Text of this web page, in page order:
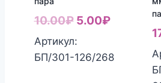
10.00₽
цена
составляла
5.00₽Текущая
5.00₽.
Артикул:
БП/301-126/268